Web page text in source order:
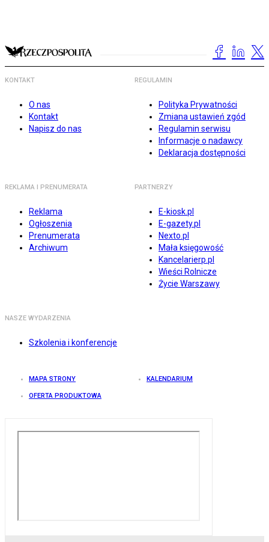
KONTAKT
O nas
Kontakt
Napisz do nas
REGULAMIN
Polityka Prywatności
Zmiana ustawień zgód
Regulamin serwisu
Informacje o nadawcy
Deklaracja dostępności
REKLAMA I PRENUMERATA
Reklama
Ogłoszenia
Prenumerata
Archiwum
PARTNERZY
E-kiosk.pl
E-gazety.pl
Nexto.pl
Mała księgowość
Kancelarierp.pl
Wieści Rolnicze
Życie Warszawy
NASZE WYDARZENIA
Szkolenia i konferencje
MAPA STRONY KALENDARIUM
OFERTA PRODUKTOWA